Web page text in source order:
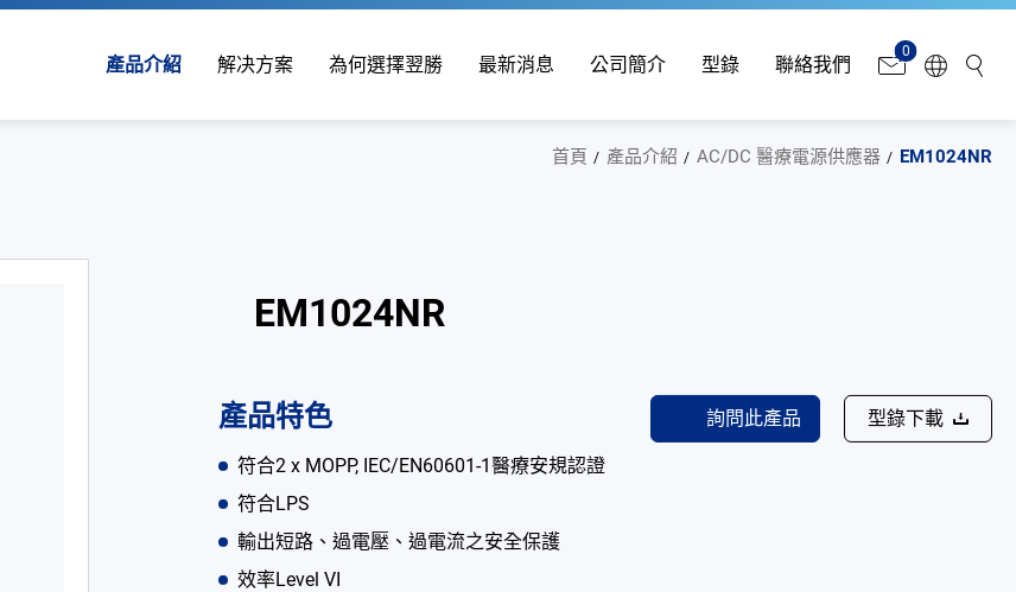
產品介紹 解决方案 為何選擇翌勝 最新消息 公司簡介 型錄 聯絡我們
0
首頁 產品介紹 AC/DC 醫療電源供應器 EM1024NR
EM1024NR
產品特色
符合2 x MOPP, IEC/EN60601-1醫療安規認證
符合LPS
輸出短路、過電壓、過電流之安全保護
效率Level VI
詢問此產品 型錄下載